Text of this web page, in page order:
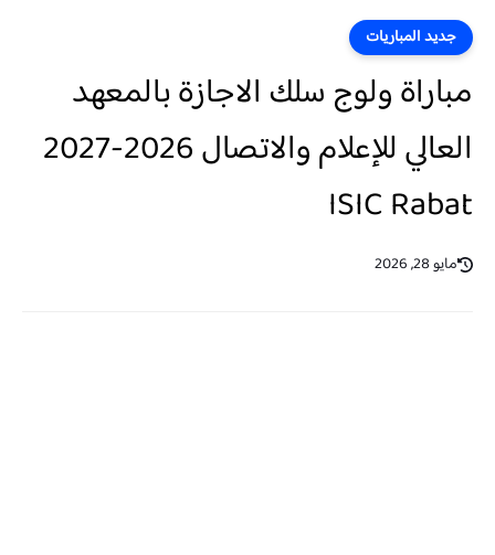
جديد المباريات
مباراة ولوج سلك الاجازة بالمعهد
العالي للإعلام والاتصال 2026-2027
ISIC Rabat
مايو 28, 2026